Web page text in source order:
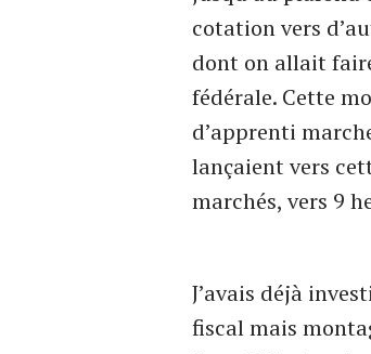
cotation vers
dont on allait
fédérale. Cette
d’apprenti
lançaient vers
marchés, vers 9
J’avais déjà
fiscal mais